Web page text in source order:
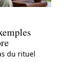
du rituel